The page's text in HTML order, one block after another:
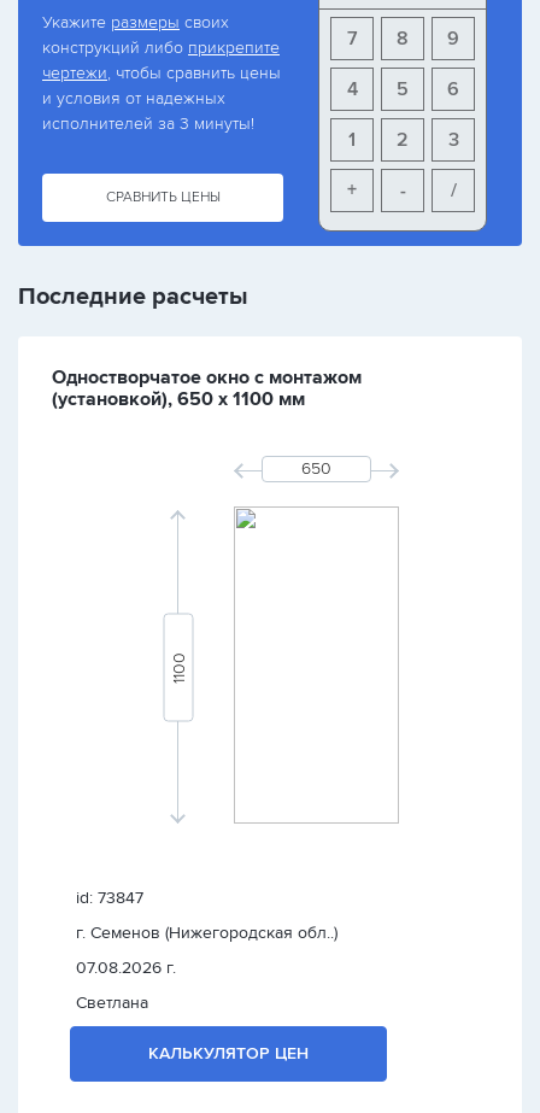
Укажите размеры своих
конструкций либо прикрепите
чертежи, чтобы сравнить цены
и условия от надежных
исполнителей за 3 минуты!
СРАВНИТЬ ЦЕНЫ
9
8
7
6
5
4
3
2
1
+ - /
Последние расчеты
Одностворчатое окно с монтажом
(установкой), 650 х 1100 мм
id: 73847
г. Семенов (Нижегородская обл..)
07.08.2026 г.
Светлана
КАЛЬКУЛЯТОР ЦЕН